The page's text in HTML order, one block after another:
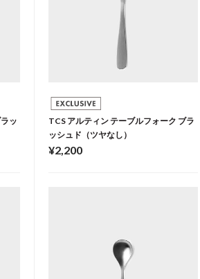
ッ
TCS アルティン テーブルフォーク ブラ
ッシュド（ツヤなし）
¥2,200